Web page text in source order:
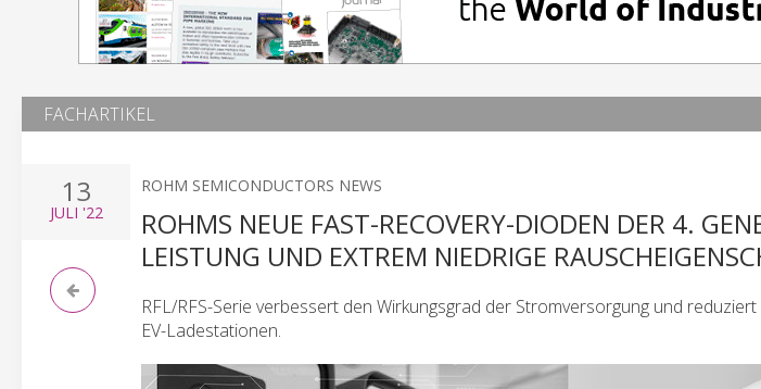
FACHARTIKEL
13
JULI '22
ROHM SEMICONDUCTORS NEWS
ROHMS NEUE FAST-RECOVERY-DIODEN DER 4.
LEISTUNG UND EXTREM NIEDRIGE
RFL/RFS-Serie verbessert den Wirkungsgrad der Stromversorgung und
EV-Ladestationen.